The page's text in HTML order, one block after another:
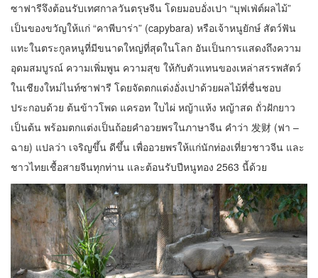
ซาฟารีจึงต้อนรับเทศกาลวันตรุษจีน โดยมอบอั่งเปา “บุฟเฟ่ต์ผลไม้”
เป็นของขวัญให้แก่ “คาพีบาร่า” (capybara) หรือเจ้าหนูยักษ์ สัตว์ฟัน
แทะในตระกูลหนูที่มีขนาดใหญ่ที่สุดในโลก อันเป็นการแสดงถึงความ
อุดมสมบูรณ์ ความเพิ่มพูน ความสุข ให้กับตัวแทนของเหล่าสรรพสัตว์
ในเชียงใหม่ไนท์ซาฟารี โดยจัดตกแต่งอั่งเปาด้วยผลไม้ที่ชื่นชอบ
ประกอบด้วย ต้นข้าวโพด แครอท ใบไผ่ หญ้าแห้ง หญ้าสด ถั่วฝักยาว
เป็นต้น พร้อมตกแต่งเป็นถ้อยคำอวยพรในภาษาจีน คำว่า 发财 (ฟา –
ฉาย) แปลว่า เจริญขึ้น ดีขึ้น เพื่ออวยพรให้แก่นักท่องเที่ยวชาวจีน และ
ชาวไทยเชื้อสายจีนทุกท่าน และต้อนรับปีหนูทอง 2563 นี้ด้วย